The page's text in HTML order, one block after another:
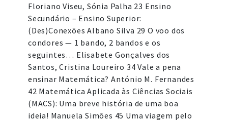
Floriano Viseu, Sónia Palha 23 Ensino
Secundário – Ensino Superior:
(Des)Conexões Albano Silva 29 O voo dos
condores — 1 bando, 2 bandos e os
seguintes… Elisabete Gonçalves dos
Santos, Cristina Loureiro 34 Vale a pena
ensinar Matemática? António M. Fernandes
42 Matemática Aplicada às Ciências Sociais
(MACS): Uma breve história de uma boa
ideia! Manuela Simões 45 Uma viagem pelo